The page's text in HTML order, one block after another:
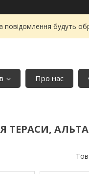
будуть
Про нас
ТЕРАСИ,